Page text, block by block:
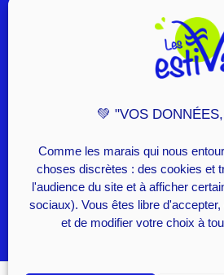
💚 "VOS
Comme les marais qui nous
choses discrètes : des cookies et
l'audience du site et à afficher
sociaux). Vous êtes libre
et de modifier votre choix à